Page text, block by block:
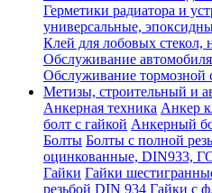
Герметики радиатора и
универсальные,
Клей для лобовых стекол,
Обслуживание
Обслуживание тормозной
Метизы, строительный и
Анкерная техника Анкер
болт с гайкой Анкерный
Болты Болты с полной
оцинкованные, DIN933,
Гайки Гайки
резьбой DIN 934 Гайки с